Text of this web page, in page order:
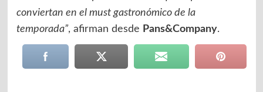
conviertan en el must gastronómico de la
temporada”, afirman desde Pans&Company.